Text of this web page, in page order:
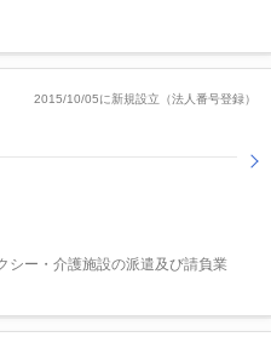
2015/10/05に新規設立（法人番号登録）
シー・介護施設の派遣及び請負業